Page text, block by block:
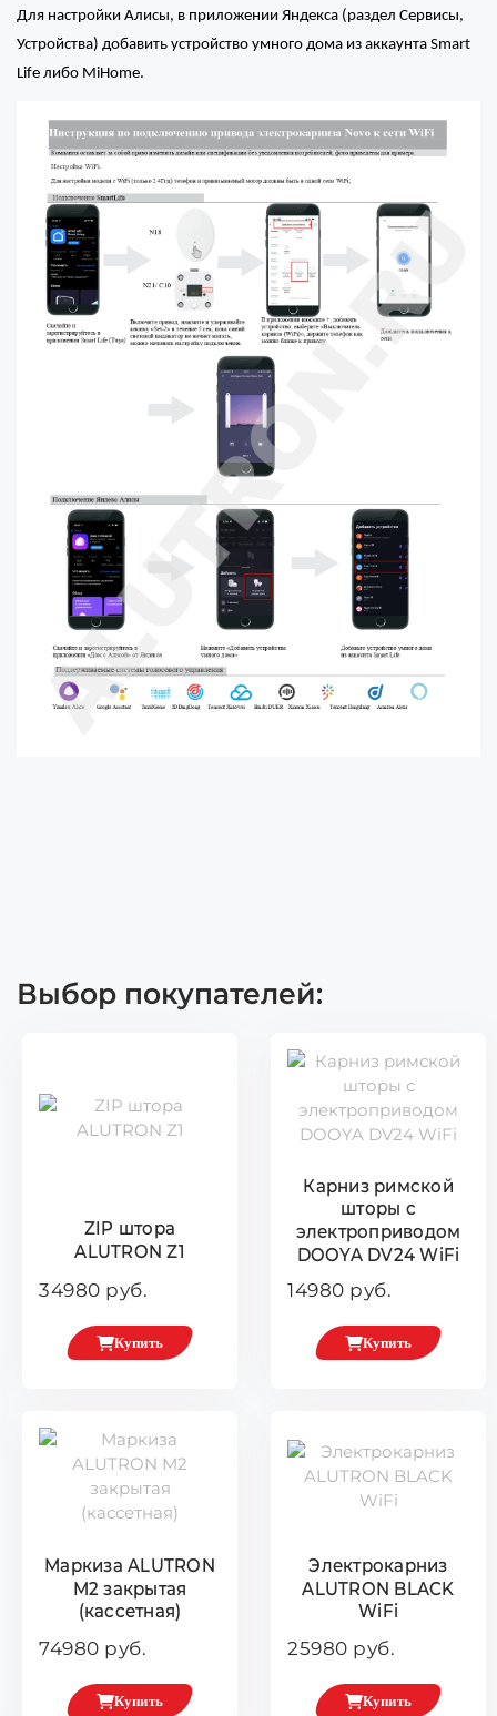
Для настройки Алисы, в приложении Яндекса (раздел Сервисы,
Устройства) добавить устройство умного дома из аккаунта Smart
Life либо MiHome.
Выбор покупателей:
ZIP штора
ALUTRON Z1
34980 руб.
Купить
Карниз римской
шторы с
электроприводом
DOOYA DV24 WiFi
14980 руб.
Купить
Маркиза ALUTRON
М2 закрытая
(кассетная)
74980 руб.
Купить
Электрокарниз
ALUTRON BLACK
WiFi
25980 руб.
Купить